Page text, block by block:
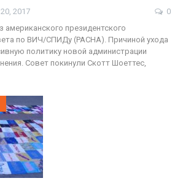
2017
0
президентского
по ВИЧ/СПИДу (PACHA). Причиной ухода
политику новой администрации
Совет покинули Скотт Шоеттес,